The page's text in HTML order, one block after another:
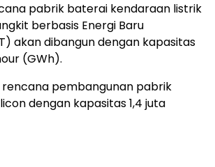
pabrik baterai kendaraan listrik
berbasis Energi Baru
akan dibangun dengan kapasitas
(GWh).
pembangunan pabrik
dengan kapasitas 1,4 juta